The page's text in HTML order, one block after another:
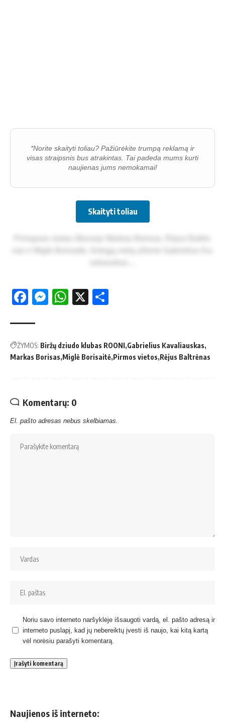
*Norite skaityti toliau? Pažiūrėkite trumpą reklamą ir
visas straipsnis bus atrakintas. Tai padeda mums kurti
naujienas jums nemokamai!
Skaityti toliau
Facebook
Messenger
WhatsApp
X
ŽYMOS: Biržų dziudo klubas ROONI Gabrielius Kavaliauskas
Markas Borisas Miglė Borisaitė Pirmos vietos Rėjus Baltrėnas
Komentarų: 0
El. pašto adresas nebus skelbiamas.
Noriu savo interneto naršyklėje išsaugoti vardą, el. pašto adresą ir
interneto puslapį, kad jų nebereiktų įvesti iš naujo, kai kitą kartą
vėl norėsiu parašyti komentarą.
Naujienos iš interneto: